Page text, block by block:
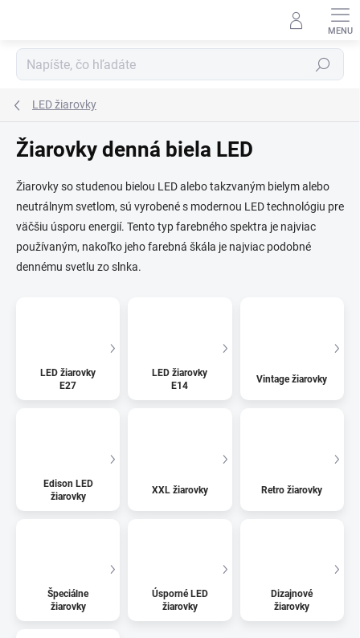
Hľadať
LED žiarovky
Žiarovky denná biela LED
Žiarovky so studenou bielou LED alebo takzvaným bielym alebo
neutrálnym svetlom, sú vyrobené s modernou LED technológiu pre
väčšiu úsporu energií. Tento typ farebného spektra je najviac
používaným, nakoľko jeho farebná škála je najviac podobné
dennému svetlu zo slnka.
LED žiarovky
E27
LED žiarovky
E14
Vintage žiarovky
Edison LED
žiarovky
XXL žiarovky Retro žiarovky
Špeciálne
žiarovky
Úsporné LED
žiarovky
Dizajnové
žiarovky